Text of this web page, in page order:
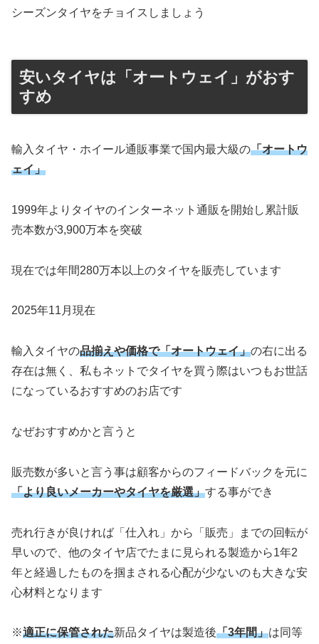
シーズンタイヤをチョイスしましょう
安いタイヤは「オートウェイ」がおす
すめ
輸入タイヤ・ホイール通販事業で国内最大級の「オートウ
ェイ」
1999年よりタイヤのインターネット通販を開始し累計販
売本数が3,900万本を突破
現在では年間280万本以上のタイヤを販売しています
2025年11月現在
輸入タイヤの品揃えや価格で「オートウェイ」の右に出る
存在は無く、私もネットでタイヤを買う際はいつもお世話
になっているおすすめのお店です
なぜおすすめかと言うと
販売数が多いと言う事は顧客からのフィードバックを元に
「より良いメーカーやタイヤを厳選」する事ができ
売れ行きが良ければ「仕入れ」から「販売」までの回転が
早いので、他のタイヤ店でたまに見られる製造から1年2
年と経過したものを掴まされる心配が少ないのも大きな安
心材料となります
※適正に保管された新品タイヤは製造後「3年間」は同等